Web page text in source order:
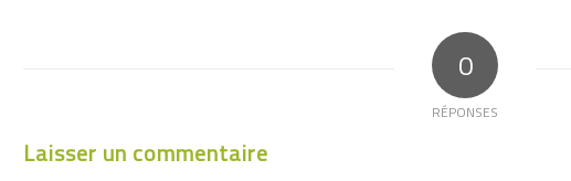
0
RÉPONSES
Laisser un commentaire